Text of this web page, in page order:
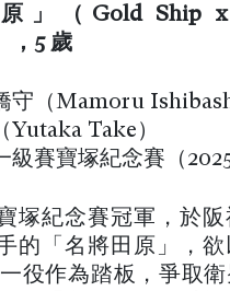
」（Gold Ship x
，5 歲
守（Mamoru
Yutaka Take）
級賽寶塚紀念賽（2025
塚紀念賽冠軍，於
的「名將田原」，欲
役作為踏板，爭取